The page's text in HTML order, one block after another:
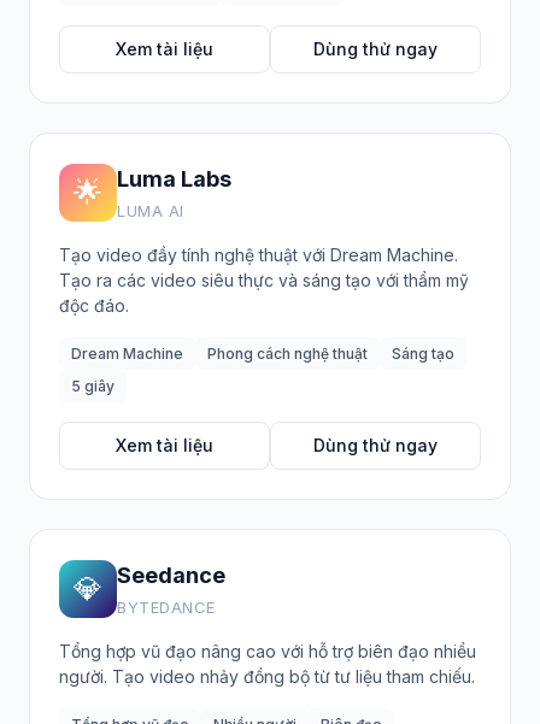
Xem tài liệu Dùng thử ngay
🌟 Luma Labs
LUMA AI
Tạo video đầy tính nghệ thuật với Dream Machine.
Tạo ra các video siêu thực và sáng tạo với thẩm mỹ
độc đáo.
Dream Machine Phong cách nghệ thuật
Sáng tạo
5 giây
Xem tài liệu Dùng thử ngay
💎 Seedance
BYTEDANCE
Tổng hợp vũ đạo nâng cao với hỗ trợ biên đạo nhiều
người. Tạo video nhảy đồng bộ từ tư liệu tham chiếu.